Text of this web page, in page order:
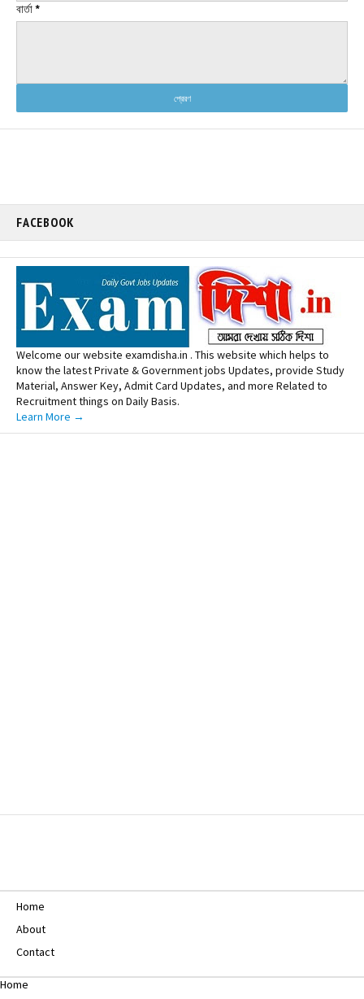
বার্তা*
FACEBOOK
Welcome our website examdisha.in . This website which helps to
know the latest Private & Government jobs Updates, provide Study
Material, Answer Key, Admit Card Updates, and more Related to
Recruitment things on Daily Basis.
Learn More →
Home
About
Contact
Home